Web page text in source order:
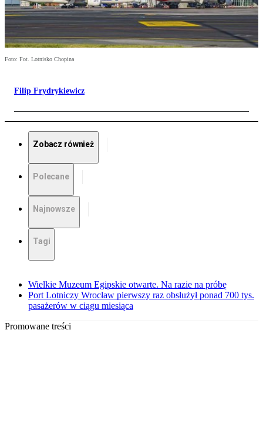
Foto: Fot. Lotnisko Chopina
Filip Frydrykiewicz
Zobacz również
Polecane
Najnowsze
Tagi
Wielkie Muzeum Egipskie otwarte. Na razie na próbę
Port Lotniczy Wrocław pierwszy raz obsłużył ponad 700 tys.
pasażerów w ciągu miesiąca
Promowane treści